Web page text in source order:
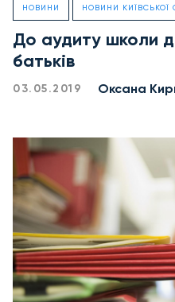
НОВИНИ НОВИНИ КИЇВСЬКОЇ
До аудиту школи
батьків
03.05.2019 Оксана